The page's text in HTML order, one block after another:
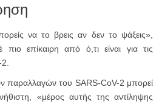
να το βρεις αν δεν το ψάξεις»,
επίκαιρη από ό,τι είναι για τις
παραλλαγών του SARS-CoV-2 μπορεί
«μέρος αυτής της αντίληψης